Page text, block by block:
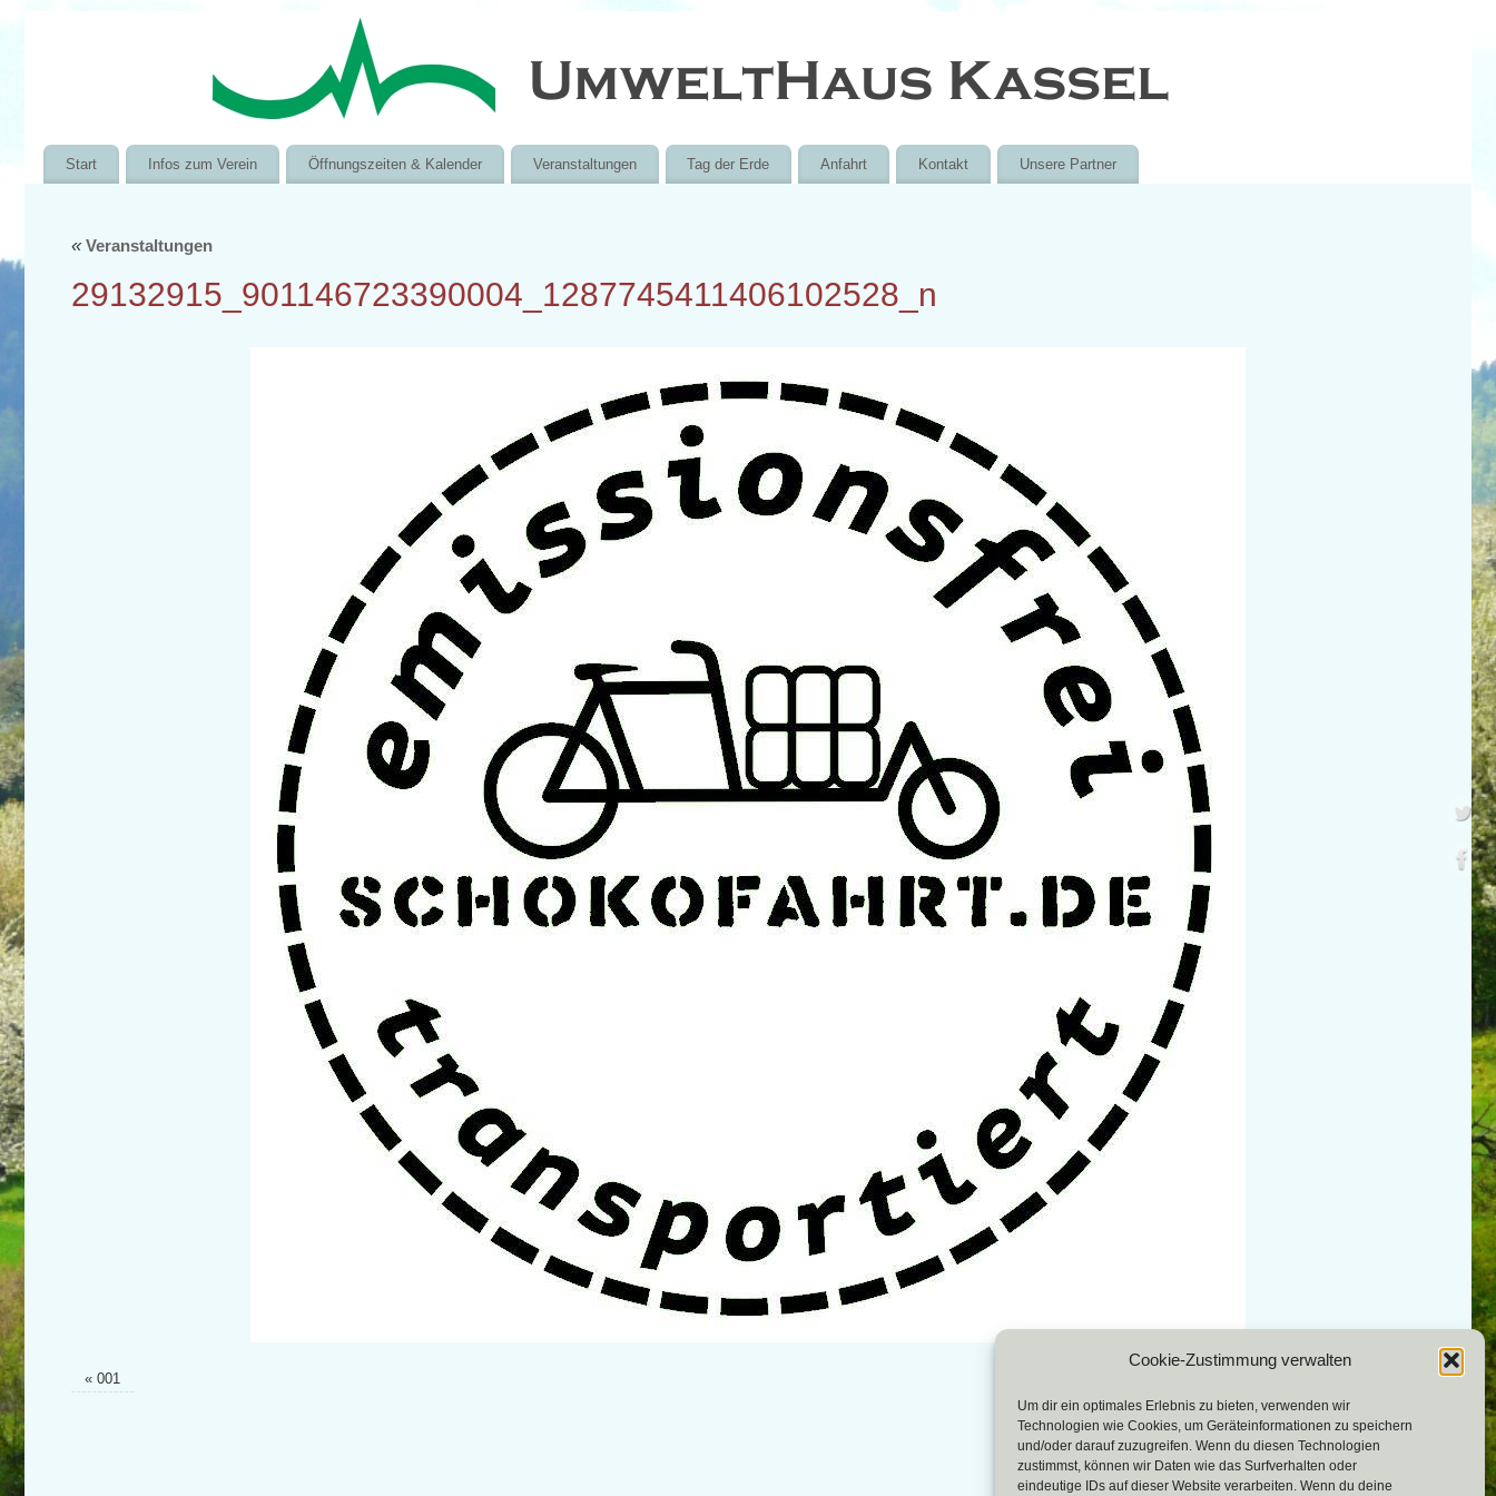
Cookie-Zustimmung verwalten
Um dir ein optimales Erlebnis zu bieten, verwenden wir
Technologien wie Cookies, um Geräteinformationen zu speichern
und/oder darauf zuzugreifen. Wenn du diesen Technologien
zustimmst, können wir Daten wie das Surfverhalten oder
eindeutige IDs auf dieser Website verarbeiten. Wenn du deine
Start Infos zum Verein Öffnungszeiten & Kalender Veranstaltungen Tag der Erde Anfahrt Kontakt Unsere Partner
«Veranstaltungen
29132915_901146723390004_1287745411406102528_n
«001